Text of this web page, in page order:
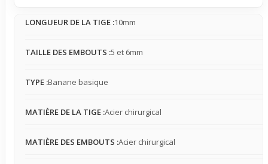
sa forme assurent une stabilité confortable une fois en
presque oublier mais reste perceptible, notamment au
Idéal pour celles qui cherchent à compléter leur style avec
pour la saison chaude, la plage ou les looks casual. Il
sublime la silhouette en douceur, pour un ventre mis en
délicates.
LONGUEUR DE LA TIGE :10mm
TAILLE DES EMBOUTS :5 et 6mm
TYPE :Banane basique
MATIÈRE DE LA TIGE :Acier chirurgical
MATIÈRE DES EMBOUTS :Acier chirurgical